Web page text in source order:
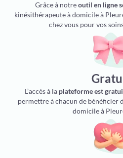
Grâce à notreoutil en ligne
kinésithérapeute à domicile à
chez vous pour vos
L’accès à la plateforme est
permettre à chacun de bénéficier
domicile à